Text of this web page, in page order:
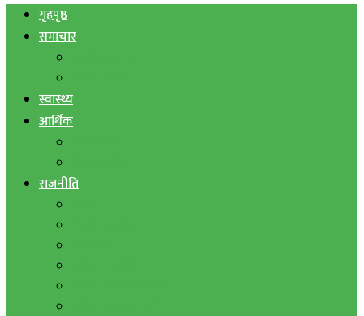
गृहपृष्ठ
समाचार
स्वास्थ्य
आर्थिक
राजनीति